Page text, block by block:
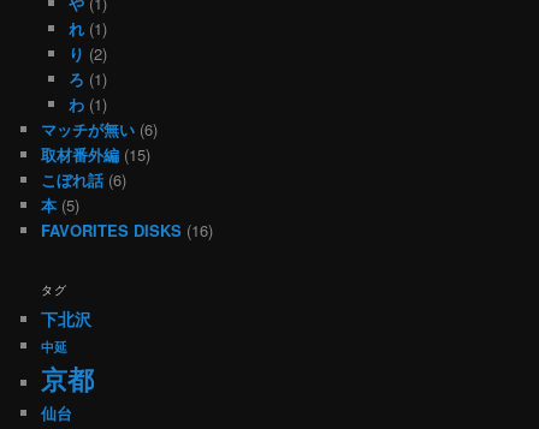
れ(1)
り (2)
ろ (1)
わ(1)
マッチが無い (6)
取材番外編 (15)
こぼれ話 (6)
本 (5)
FAVORITES DISKS (16)
タグ
下北沢
中延
京都
仙台